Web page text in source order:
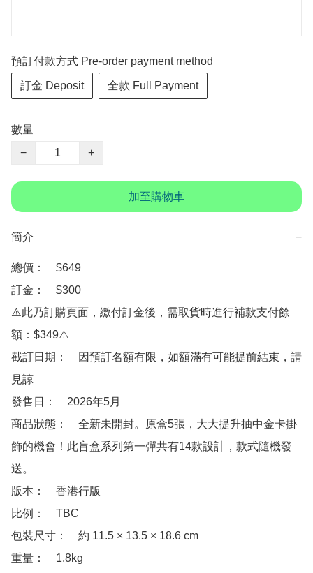
預訂付款方式 Pre-order payment method
訂金 Deposit 全款 Full Payment
數量
−
+
加至購物車
簡介 −
總價：　$649
訂金：　$300
⚠️此乃訂購頁面，繳付訂金後，需取貨時進行補款支付餘
額：$349⚠️
截訂日期：　因預訂名額有限，如額滿有可能提前結束，請
見諒
發售日：　2026年5月
商品狀態：　全新未開封。原盒5張，大大提升抽中金卡掛
飾的機會！此盲盒系列第一彈共有14款設計，款式隨機發
送。
版本：　香港行版
比例：　TBC
包裝尺寸：　約 11.5 × 13.5 × 18.6 cm
重量：　1.8kg